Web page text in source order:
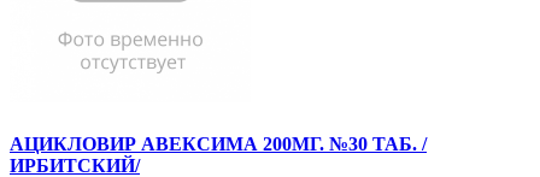
АЦИКЛОВИР АВЕКСИМА 200МГ. №30 ТАБ. /
ИРБИТСКИЙ/